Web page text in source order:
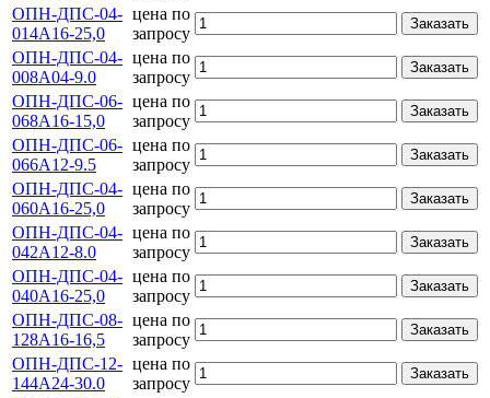
ОПН-ДПС-04-
014А16-25,0
цена по
запросу
Заказать
ОПН-ДПС-04-
008А04-9.0
цена по
запросу
Заказать
ОПН-ДПС-06-
068А16-15,0
цена по
запросу
Заказать
ОПН-ДПС-06-
066А12-9.5
цена по
запросу
Заказать
ОПН-ДПС-04-
060А16-25,0
цена по
запросу
Заказать
ОПН-ДПС-04-
042А12-8.0
цена по
запросу
Заказать
ОПН-ДПС-04-
040А16-25,0
цена по
запросу
Заказать
ОПН-ДПС-08-
128А16-16,5
цена по
запросу
Заказать
ОПН-ДПС-12-
144А24-30.0
цена по
запросу
Заказать